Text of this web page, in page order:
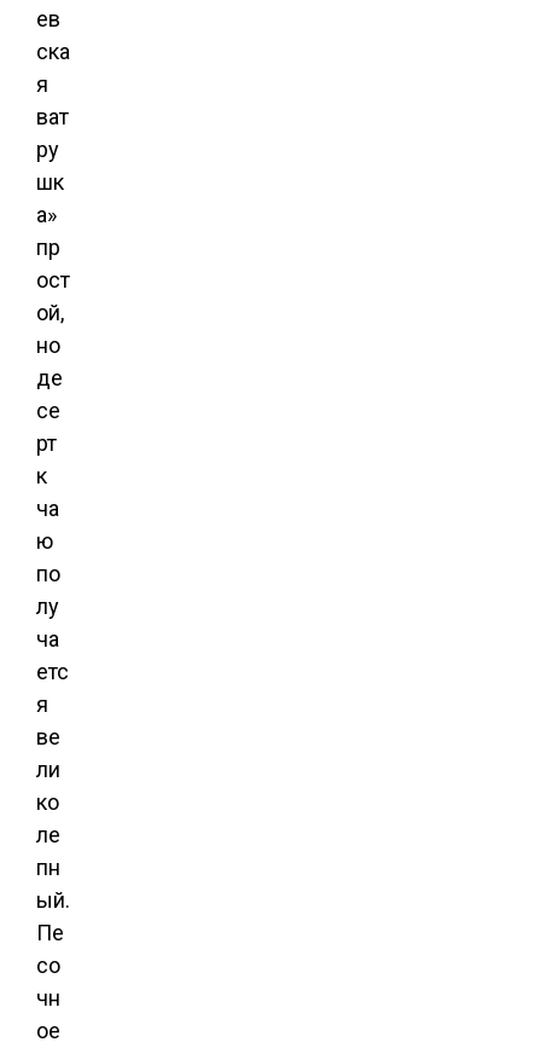
ев
ска
я
ват
ру
шк
а»
пр
ост
ой,
но
де
се
рт
к
ча
ю
по
лу
ча
етс
я
ве
ли
ко
ле
пн
ый.
Пе
со
чн
ое